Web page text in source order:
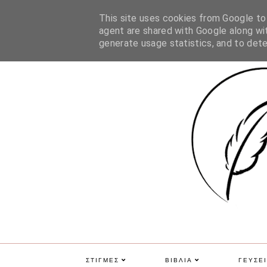
ΠΟΙΑ ΕΙΜΑΙ ΕΠΙΚΟΙΝΩΝΙΑ GDPR
ΣΤΙΓΜΕΣ ΒΙΒΛΙΑ
This site uses cookies from Google
agent are shared with Google along
generate usage statistics, and to